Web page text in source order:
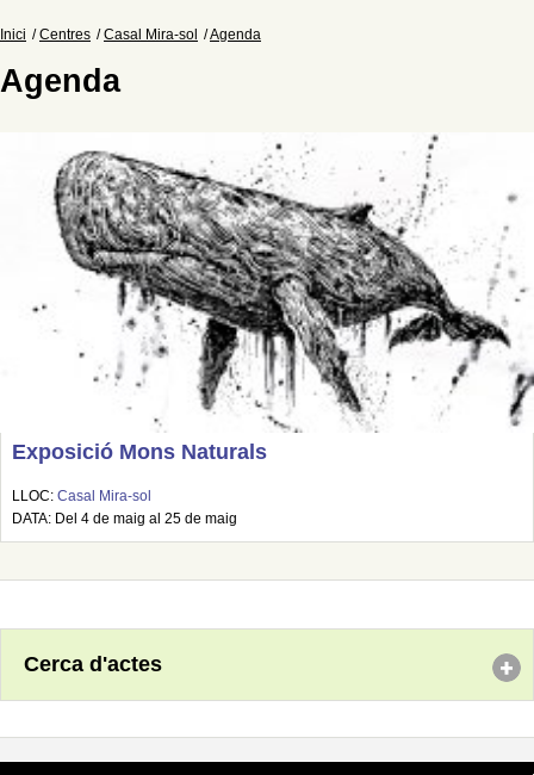
Inici Centres Casal Mira-sol Agenda
Agenda
Exposició Mons Naturals
LLOC: Casal Mira-sol
DATA: Del 4 de maig al 25 de maig
Cerca d'actes